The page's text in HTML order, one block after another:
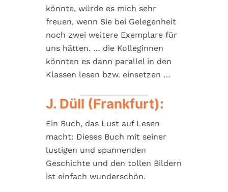
könnte, würde es mich sehr
freuen, wenn Sie bei Gelegenheit
noch zwei weitere Exemplare für
uns hätten. … die Kolleginnen
könnten es dann parallel in den
Klassen lesen bzw. einsetzen …
J. Düll (Frankfurt):
Ein Buch, das Lust auf Lesen
macht: Dieses Buch mit seiner
lustigen und spannenden
Geschichte und den tollen Bildern
ist einfach wunderschön.